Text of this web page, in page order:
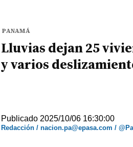
PANAMÁ
Lluvias dejan 25
y varios
Publicado 2025/10/06 16:30:00
Redacción / nacion.pa@epasa.com /